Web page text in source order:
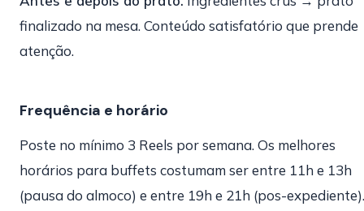
finalizado na mesa. Conteúdo satisfatório que prende
atenção.
Frequência e horário
Poste no mínimo 3 Reels por semana. Os melhores
horários para buffets costumam ser entre 11h e 13h
(pausa do almoco) e entre 19h e 21h (pos-expediente).